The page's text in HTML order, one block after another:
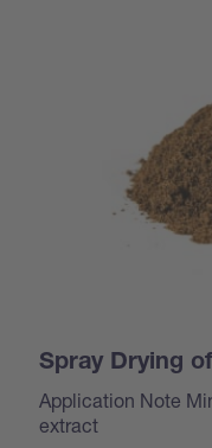
Spray Drying
Application Note
extract